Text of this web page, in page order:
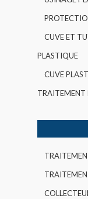
CUVE ET
PLASTIQUE
CUVE
TRAITEMENT